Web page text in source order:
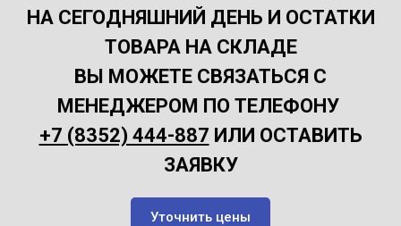
НА СЕГОДНЯШНИЙ ДЕНЬ И ОСТАТКИ
ТОВАРА НА СКЛАДЕ
ВЫ МОЖЕТЕ СВЯЗАТЬСЯ С
МЕНЕДЖЕРОМ ПО ТЕЛЕФОНУ
+7 (8352) 444-887 ИЛИ ОСТАВИТЬ
ЗАЯВКУ
Уточнить цены